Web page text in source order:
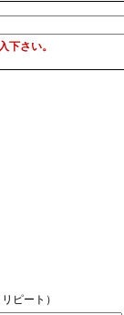
下さい。
ピート）